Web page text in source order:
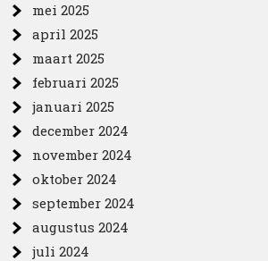
mei 2025
april 2025
maart 2025
februari 2025
januari 2025
december 2024
november 2024
oktober 2024
september 2024
augustus 2024
juli 2024